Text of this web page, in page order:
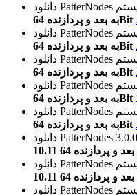
دانلود PatterNodes
به بعد و پردازنده 64Bit
دانلود PatterNodes
به بعد و پردازنده 64Bit
دانلود PatterNodes
به بعد و پردازنده 64Bit
دانلود PatterNodes
به بعد و پردازنده 64Bit
دانلود PatterNodes
به بعد و پردازنده 64Bit
دانلود PatterNodes
دانلود PatterNodes
دانلود PatterNodes